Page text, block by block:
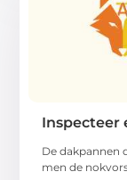
Inspecteer
De dakpannen
men de